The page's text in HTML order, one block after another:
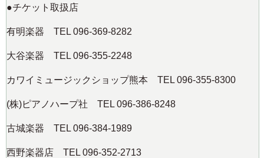
●チケット取扱店
有明楽器 TEL 096-369-8282
大谷楽器 TEL 096-355-2248
カワイミュージックショップ熊本 TEL 096-355-8300
(株)ピアノハープ社 TEL 096-386-8248
古城楽器 TEL 096-384-1989
西野楽器店 TEL 096-352-2713